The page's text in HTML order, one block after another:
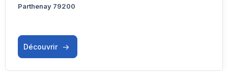
Parthenay 79200
Découvrir